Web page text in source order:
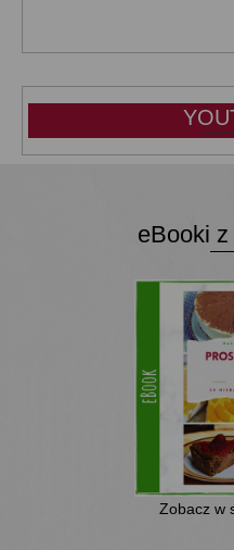
eBooki
Zobacz w